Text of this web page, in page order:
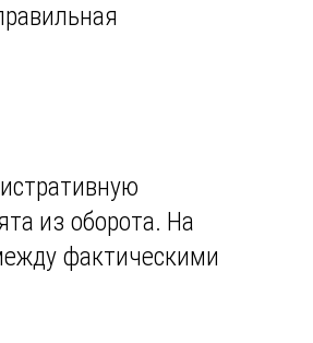
из оборота. На
фактическими